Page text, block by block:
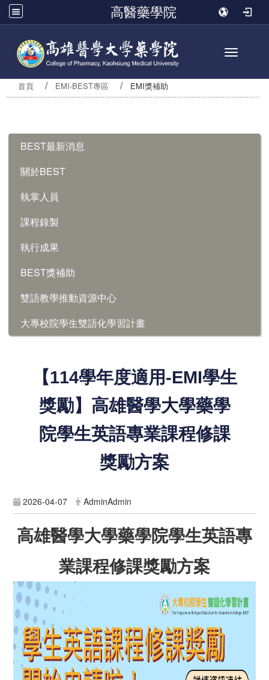
高醫藥學院
Toggle
首頁 EMI-BEST專區 EMI獎補助
BEST最新消息
關於BEST
執掌人員
課程錄製
執行成果
BEST獎補助
雙語教學推動資源中心
大專校院學生雙語化學習計畫
【114學年度適用-EMI學生
獎勵】高雄醫學大學藥學
院學生英語專業課程修課
獎勵方案
2026-04-07 AdminAdmin
高雄醫學大學藥學院學生英語專
業課程修課獎勵方案